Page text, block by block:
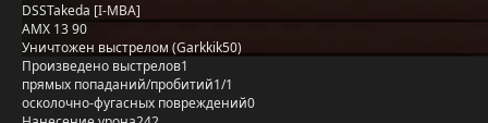
DSSTakeda [I-MBA]
AMX 13 90
Уничтожен выстрелом (Garkkik50)
Произведено выстрелов1
прямых попаданий/пробитий1/1
осколочно-фугасных повреждений0